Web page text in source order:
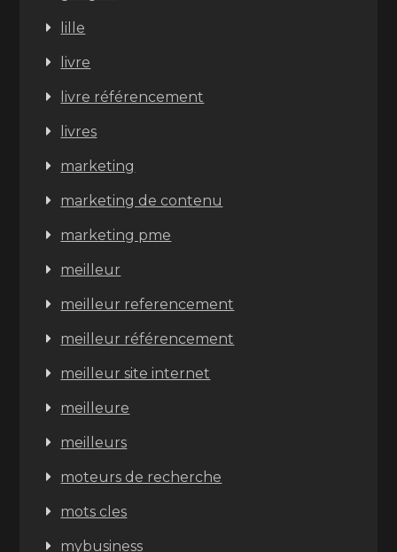
lille
livre
livre référencement
livres
marketing
marketing de contenu
marketing pme
meilleur
meilleur referencement
meilleur référencement
meilleur site internet
meilleure
meilleurs
moteurs de recherche
mots cles
mybusiness